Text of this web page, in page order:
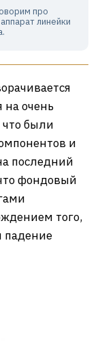
про
линейки
на очень
были
и
последний
фондовый
того,
падение